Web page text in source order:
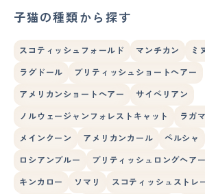
子猫の種類から探す
スコティッシュフォールド マンチカン ミ
ラグドール ブリティッシュショートヘアー
アメリカンショートヘアー サイベリアン
ノルウェージャンフォレストキャット ラガ
メインクーン アメリカンカール ペルシャ
ロシアンブルー ブリティッシュロングヘアー
キンカロー ソマリ スコティッシュストレ